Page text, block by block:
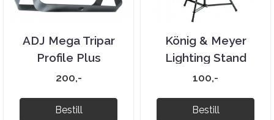
ADJ Mega Tripar
Profile Plus
200,-
Bestill
König & Meyer
Lighting Stand
100,-
Bestill